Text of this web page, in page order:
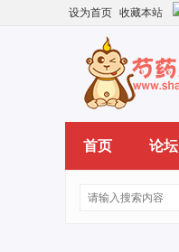
设为首页 收藏本站
首页 论坛